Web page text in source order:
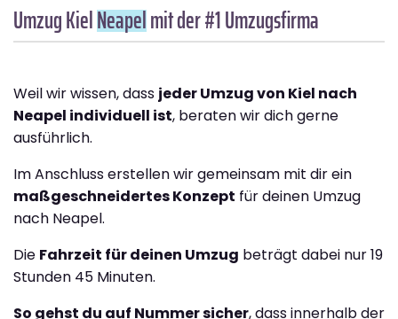
Umzug KielNeapelmit der #1 Umzugsfirma
Weil wir wissen, dass jeder Umzug von Kiel nach
Neapel individuell ist, beraten wir dich gerne
ausführlich.
Im Anschluss erstellen wir gemeinsam mit dir ein
maßgeschneidertes Konzept für deinen Umzug
nach Neapel.
Die Fahrzeit für deinen Umzug beträgt dabei nur 19
Stunden 45 Minuten.
So gehst du auf Nummer sicher, dass innerhalb der